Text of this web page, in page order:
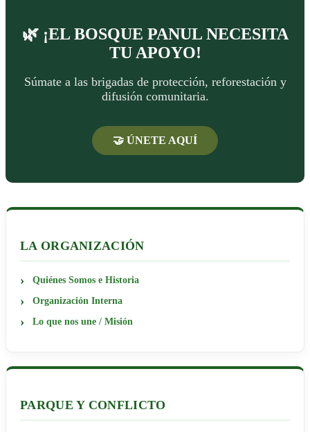
🌿 ¡EL BOSQUE PANUL NECESITA
TU APOYO!
Súmate a las brigadas de protección, reforestación y
difusión comunitaria.
🤝 ÚNETE AQUÍ
LA ORGANIZACIÓN
Quiénes Somos e Historia
Organización Interna
Lo que nos une / Misión
PARQUE Y CONFLICTO